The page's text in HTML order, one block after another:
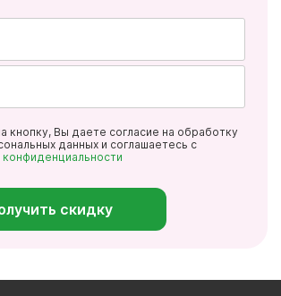
кнопку, Вы даете согласие на обработку
данных и соглашаетесь с
конфиденциальности
скидку